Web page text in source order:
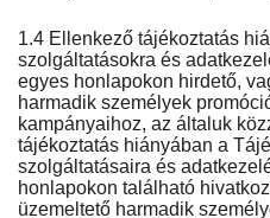
1.4 Ellenkező tájékoztatás
szolgáltatásokra és
egyes honlapokon hirdető,
harmadik személyek
kampányaihoz, az általuk
tájékoztatás hiányában a
szolgáltatásaira és
honlapokon található
üzemeltető harmadik